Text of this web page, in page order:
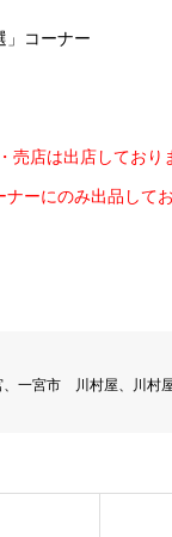
」コーナー
店は出店しており
ーにのみ出品してお
一宮市 川村屋、川村